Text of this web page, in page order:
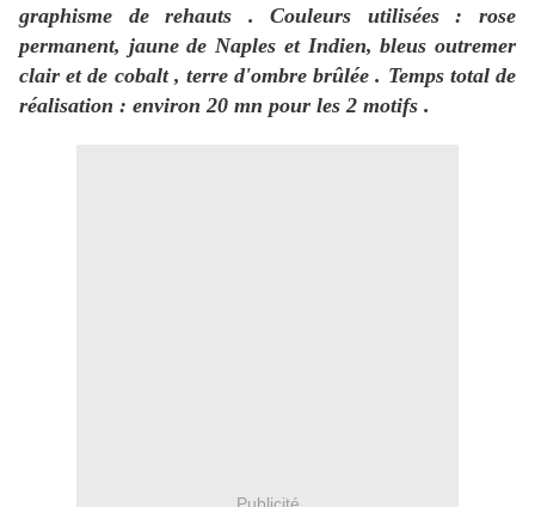
graphisme de rehauts . Couleurs utilisées : rose
permanent, jaune de Naples et Indien, bleus outremer
clair et de cobalt , terre d'ombre brûlée . Temps total de
réalisation : environ 20 mn pour les 2 motifs .
Publicité